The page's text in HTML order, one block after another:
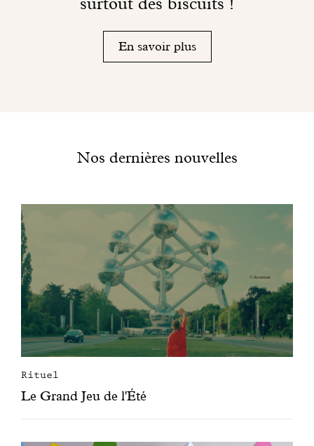
En savoir plus
Nos dernières nouvelles
Rituel
Le Grand Jeu de l'Été